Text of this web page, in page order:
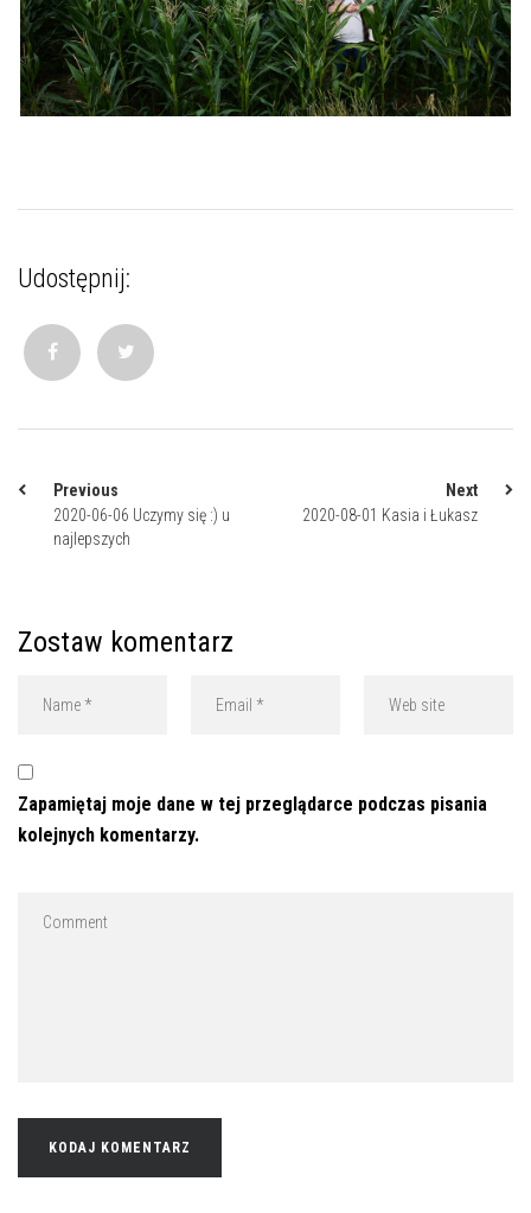
Udostępnij:
Previous
2020-06-06 Uczymy się :) u
najlepszych
Next
2020-08-01 Kasia i Łukasz
Zostaw komentarz
Zapamiętaj moje dane w tej przeglądarce podczas pisania
kolejnych komentarzy.